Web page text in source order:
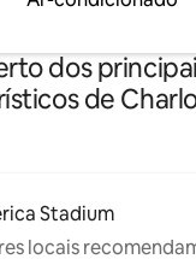
dos
de
Stadium
locais